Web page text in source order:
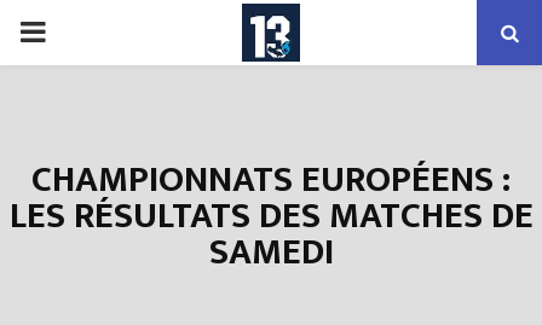
PRIMARY
CHAMPIONNATS EUROPÉENS :
LES RÉSULTATS DES MATCHES DE
SAMEDI